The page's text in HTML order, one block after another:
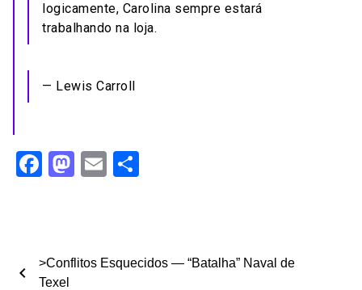
logicamente, Carolina sempre estará
trabalhando na loja.
— Lewis Carroll
Facebook
Mastodon
Email
chevron_left
>Conflitos Esquecidos — “Batalha” Naval de
Texel